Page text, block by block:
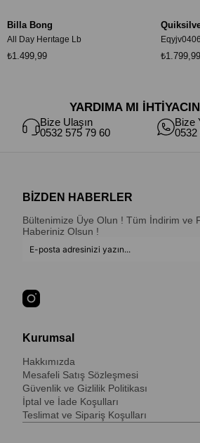
Billa Bong
All Day Herıtage Lb
₺1.499,99 ₺1.799,99
YARDIMA MI
Bize Ulaşın
0532 575 79 60
Bize
0532
BİZDEN HABERLER
Bültenimize Üye Olun ! Tüm İndirim ve
Haberiniz Olsun !
Kurumsal
Hakkımızda
Mesafeli Satış Sözleşmesi
Güvenlik ve Gizlilik Politikası
İptal ve İade Koşulları
Teslimat ve Sipariş Koşulları